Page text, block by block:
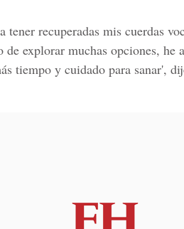
tener recuperadas mis cuerdas
explorar muchas opciones, he
tiempo y cuidado para sanar',